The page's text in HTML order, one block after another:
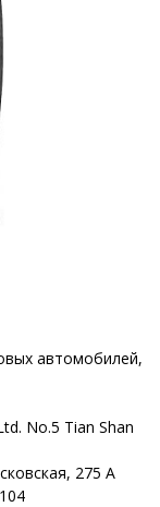
автомобилей,
No.5 Tian Shan
275 А